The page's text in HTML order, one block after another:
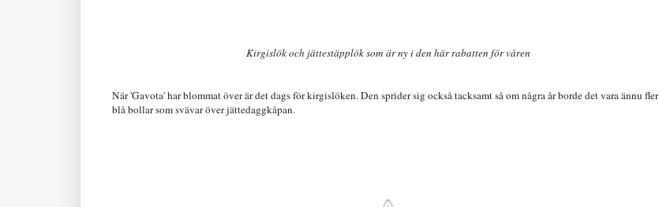
Kirgislök och jättestäpplök som är ny i den här rabatten för våren
När 'Gavota' har blommat över är det dags för kirgislöken. Den sprider sig också tacksamt så om några år borde det vara ännu fler
blå bollar som svävar över jättedaggkåpan.